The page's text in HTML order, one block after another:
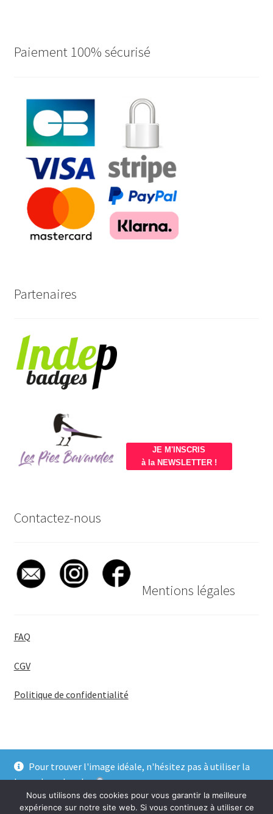
Pour trouver l'image idéale, n'hésitez pas à utiliser la
barre de recherche
Ignorer
Paiement 100% sécurisé
Partenaires
JE M'INSCRIS
à la NEWSLETTER !
Contactez-nous
Mentions légales
FAQ
CGV
Politique de confidentialité
© BadgeGirl® 2026
Nous utilisons des cookies pour vous garantir la meilleure
expérience sur notre site web. Si vous continuez à utiliser ce